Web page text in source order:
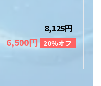
8,125円
6,500円 20％オフ